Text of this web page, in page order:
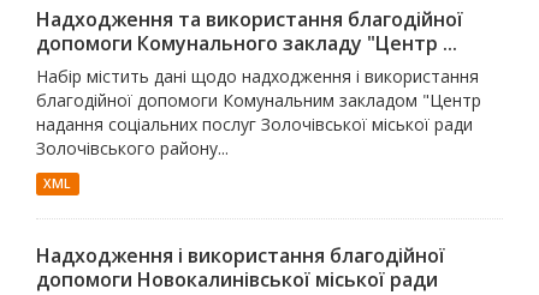
Надходження та використання благодійної
допомоги Комунального закладу "Центр ...
Набір містить дані щодо надходження і використання
благодійної допомоги Комунальним закладом "Центр
надання соціальних послуг Золочівської міської ради
Золочівського району...
XML
Надходження і використання благодійної
допомоги Новокалинівської міської ради